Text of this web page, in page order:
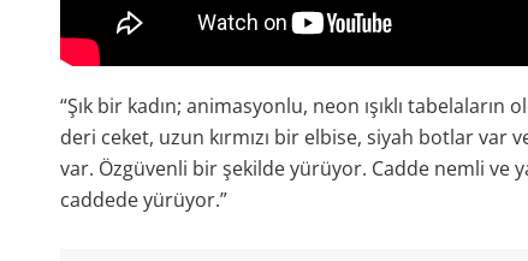
“Şık bir kadın; animasyonlu, neon ışıklı
deri ceket, uzun kırmızı bir elbise, siyah botlar var
var. Özgüvenli bir şekilde yürüyor. Cadde nemli ve
caddede yürüyor.”